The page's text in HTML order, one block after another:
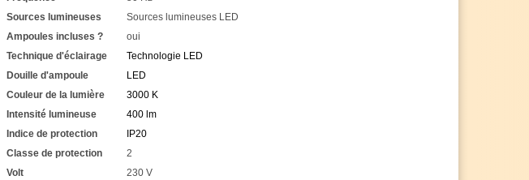
Sources lumineuses
Sources lumineuses LED
Ampoules incluses ?
oui
Technique d'éclairage
Technologie LED
Douille d'ampoule
LED
Couleur de la lumière
3000 K
Intensité lumineuse
400 lm
Indice de protection
IP20
Classe de protection
2
Volt
230 V